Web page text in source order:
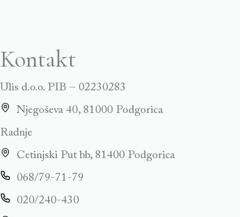
Kontakt
Ulis d.o.o. PIB – 02230283
Njegoševa 40, 81000 Podgorica
Radnje
Cetinjski Put bb, 81400 Podgorica
068/79-71-79
020/240-430